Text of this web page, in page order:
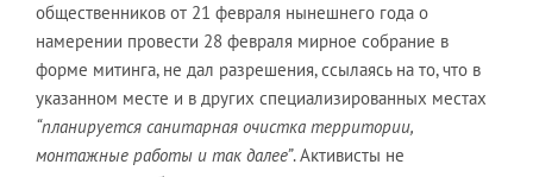
общественников от 21 февраля нынешнего года о
намерении провести 28 февраля мирное собрание в
форме митинга, не дал разрешения, ссылаясь на то, что в
указанном месте и в других специализированных местах
“планируется санитарная очистка территории,
монтажные работы и так далее”. Активисты не